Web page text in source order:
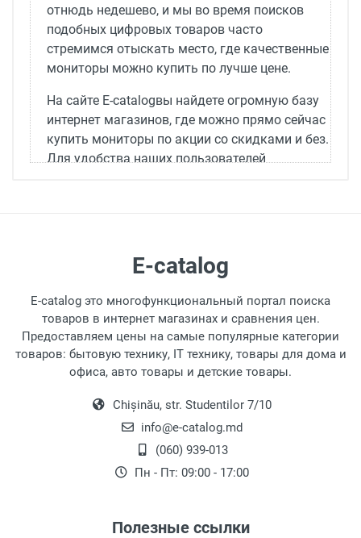
отнюдь недешево, и мы во время поисков
подобных цифровых товаров часто
стремимся отыскать место, где качественные
мониторы можно купить по лучше цене.
На сайте E-catalogвы найдете огромную базу
интернет магазинов, где можно прямо сейчас
купить мониторы по акции со скидками и без.
Для удобства наших пользователей
подходит, после чего оформить заказ уже на
сайте магазина.
Помимо прочего, E-catalogимеет инструменты
для отслеживания динамики изменения цены
на мониторы. Вы имеете возможность
посмотреть, динамику цен, дождавшись
привлекательной стоимости.
Желаем вам приятных покупок в лучших
торговых сетях любимого города!
E-catalog
E-catalog это многофункциональный портал поиска
товаров в интернет магазинах и сравнения цен.
Предоставляем цены на самые популярные категории
товаров: бытовую технику, IT технику, товары для дома и
офиса, авто товары и детские товары.
Chișinău, str. Studentilor 7/10
info@e-catalog.md
(060) 939-013
Пн - Пт: 09:00 - 17:00
Полезные ссылки